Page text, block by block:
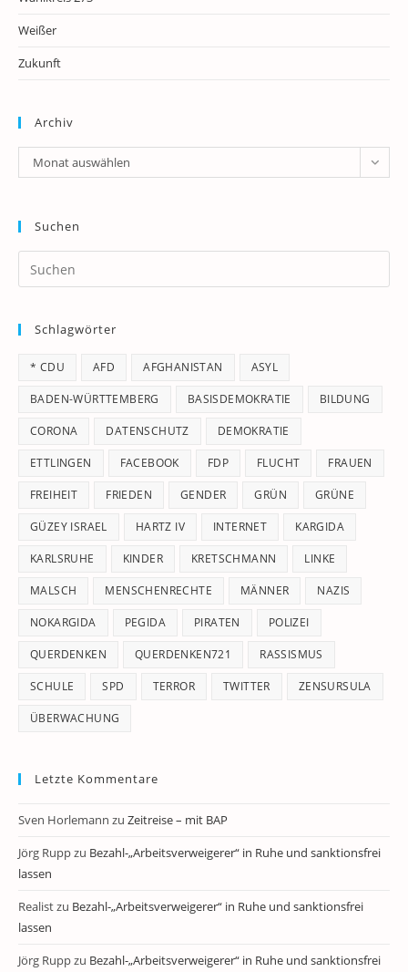
Weißer
Zukunft
Archiv
Archiv
Monat auswählen
Suchen
Schlagwörter
* CDU AFD AFGHANISTAN ASYL
BADEN-WÜRTTEMBERG BASISDEMOKRATIE BILDUNG
CORONA DATENSCHUTZ DEMOKRATIE
ETTLINGEN FACEBOOK FDP FLUCHT FRAUEN
FREIHEIT FRIEDEN GENDER GRÜN GRÜNE
GÜZEY ISRAEL HARTZ IV INTERNET KARGIDA
KARLSRUHE KINDER KRETSCHMANN LINKE
MALSCH MENSCHENRECHTE MÄNNER NAZIS
NOKARGIDA PEGIDA PIRATEN POLIZEI
QUERDENKEN QUERDENKEN721 RASSISMUS
SCHULE SPD TERROR TWITTER ZENSURSULA
ÜBERWACHUNG
Letzte Kommentare
Sven Horlemann zu Zeitreise – mit BAP
Jörg Ruppzu Bezahl-„Arbeitsverweigerer“ in Ruhe und sanktionsfrei
lassen
Realistzu Bezahl-„Arbeitsverweigerer“ in Ruhe und sanktionsfrei
lassen
Jörg Ruppzu Bezahl-„Arbeitsverweigerer“ in Ruhe und sanktionsfrei